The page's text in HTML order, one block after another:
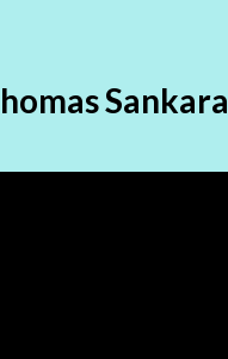
Sankara